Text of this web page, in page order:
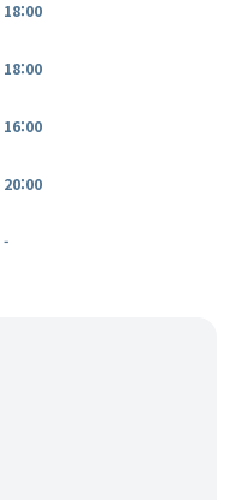
18:00
18:00
16:00
20:00
-